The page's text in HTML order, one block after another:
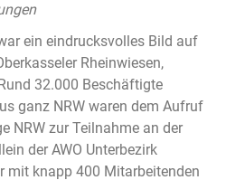
ein eindrucksvolles Bild auf
Rheinwiesen,
32.000 Beschäftigte
ganz NRW waren dem Aufruf
NRW zur Teilnahme an der
der AWO Unterbezirk
mit knapp 400 Mitarbeitenden